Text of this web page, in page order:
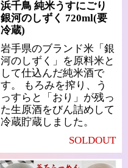
浜千鳥 純米うすにごり
銀河のしずく 720ml(要
冷蔵)
岩手県のブランド米「銀
河のしずく」を原料米と
して仕込んだ純米酒で
す。 もろみを搾り、う
っすらと「おり」が残っ
た生原酒をびん詰めして
冷蔵貯蔵しました。
SOLDOUT